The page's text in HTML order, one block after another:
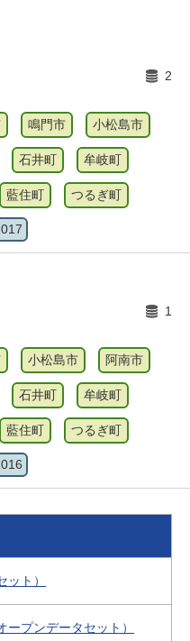
2
鳴門市 小松島市
石井町 牟岐町
藍住町 つるぎ町
1
小松島市 阿南市
石井町 牟岐町
藍住町 つるぎ町
ト）
プンデータセット）